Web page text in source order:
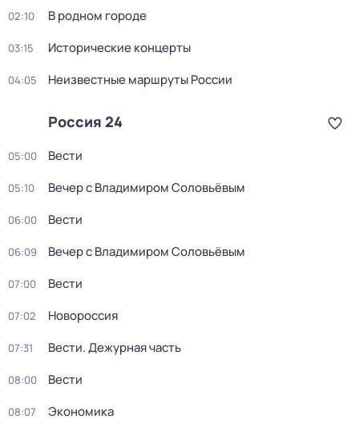
02:10 В родном городе
03:15 Исторические концерты
04:05 Неизвестные маршруты России
Россия 24
05:00 Вести
05:10 Вечер с Владимиром Соловьёвым
06:00 Вести
06:09 Вечер с Владимиром Соловьёвым
07:00 Вести
07:02 Новороссия
07:31 Вести. Дежурная часть
08:00 Вести
08:07 Экономика